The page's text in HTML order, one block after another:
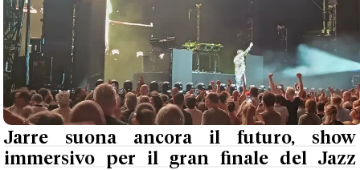
Jarre suona ancora il futuro, show
immersivo per il gran finale del Jazz